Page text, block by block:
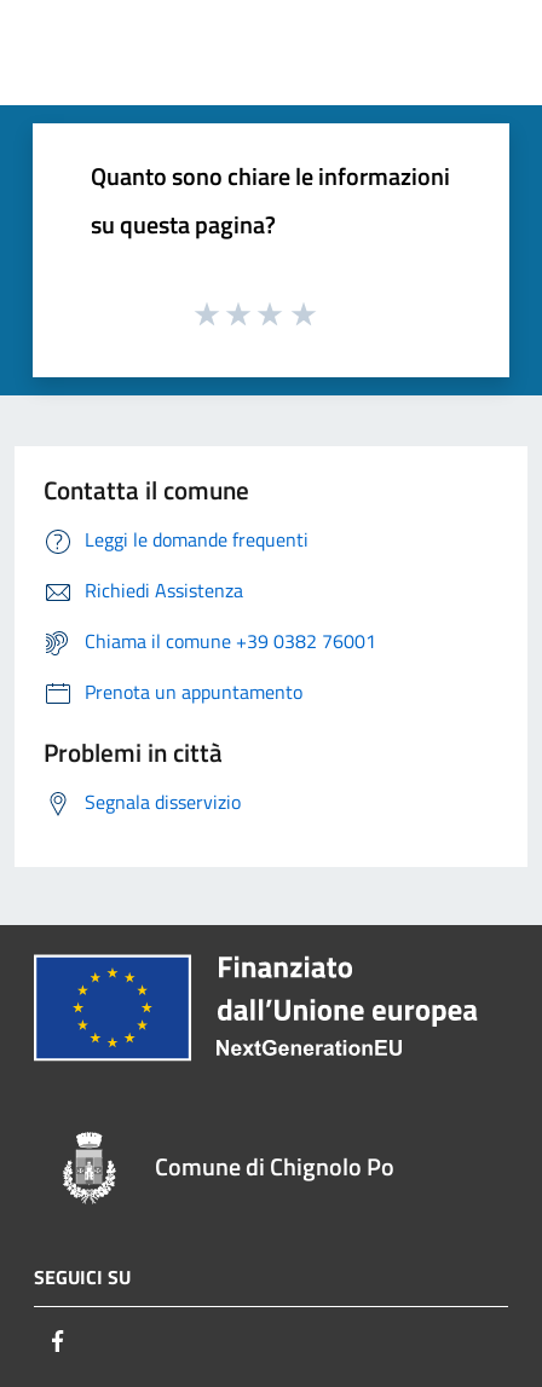
Quanto sono chiare le informazioni
su questa pagina?
Contatta il comune
Leggi le domande frequenti
Richiedi Assistenza
Chiama il comune +39 0382 76001
Prenota un appuntamento
Problemi in città
Segnala disservizio
Comune di Chignolo Po
SEGUICI SU